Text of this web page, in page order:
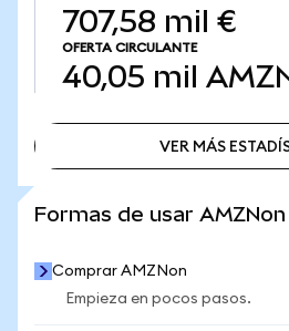
707,58 mil €
OFERTA CIRCULANTE
40,05 mil
VER MÁS
Formas de usar
Comprar AMZNon
Empieza en pocos pasos.